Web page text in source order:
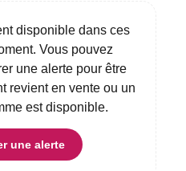
disponible dans ces
Vous pouvez
une alerte pour être
revient en vente ou un
est disponible.
une alerte